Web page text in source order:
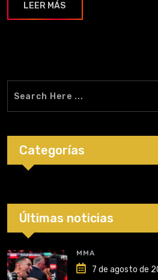
LEER MÁS
Categorías
Últimas noticias
MMA
7 de agosto de